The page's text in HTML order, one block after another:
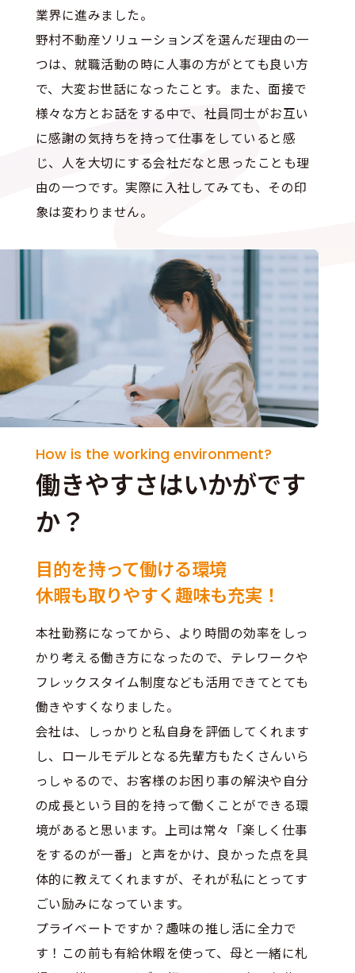
業界に進みました。
野村不動産ソリューションズを選んだ理由の一
つは、就職活動の時に人事の方がとても良い方
で、大変お世話になったことす。また、面接で
様々な方とお話をする中で、社員同士がお互い
に感謝の気持ちを持って仕事をしていると感
じ、人を大切にする会社だなと思ったことも理
由の一つです。実際に入社してみても、その印
象は変わりません。
How is the working environment?
働きやすさはいかがです
か？
目的を持って働ける環境
休暇も取りやすく趣味も充実！
本社勤務になってから、より時間の効率をしっ
かり考える働き方になったので、テレワークや
フレックスタイム制度なども活用できてとても
働きやすくなりました。
会社は、しっかりと私自身を評価してくれます
し、ロールモデルとなる先輩方もたくさんいら
っしゃるので、お客様のお困り事の解決や自分
の成長という目的を持って働くことができる環
境があると思います。上司は常々「楽しく仕事
をするのが一番」と声をかけ、良かった点を具
体的に教えてくれますが、それが私にとってす
ごい励みになっています。
プライベートですか？趣味の推し活に全力で
す！この前も有給休暇を使って、母と一緒に札